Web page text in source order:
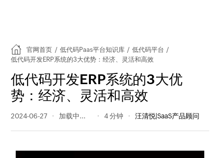
官网首页 / 低代码Paas平台知识库 / 低代码平台 /
低代码开发ERP系统的3大优势：经济、灵活和高效
低代码开发ERP系统的3大优
势：经济、灵活和高效
2024-06-27 219 阅读量 4 分钟 汪清悦|SaaS产品顾问